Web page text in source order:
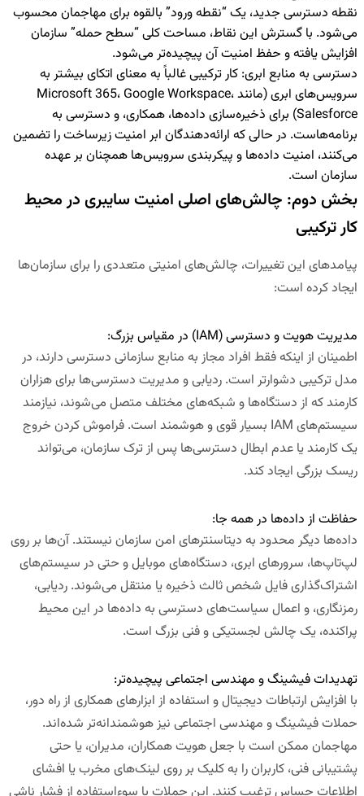
نقطه دسترسی جدید، یک “نقطه ورود” بالقوه برای مهاجمان محسوب
می‌شود. با گسترش این نقاط، مساحت کلی “سطح حمله” سازمان
افزایش یافته و حفظ امنیت آن پیچیده‌تر می‌شود.
دسترسی به منابع ابری: کار ترکیبی غالباً به معنای اتکای بیشتر به
سرویس‌های ابری (مانند Microsoft 365، Google Workspace،
Salesforce) برای ذخیره‌سازی داده‌ها، همکاری، و دسترسی به
برنامه‌هاست. در حالی که ارائه‌دهندگان ابر امنیت زیرساخت را تضمین
می‌کنند، امنیت داده‌ها و پیکربندی سرویس‌ها همچنان بر عهده
سازمان است.
بخش دوم: چالش‌های اصلی امنیت سایبری در محیط
کار ترکیبی
پیامدهای این تغییرات، چالش‌های امنیتی متعددی را برای سازمان‌ها
ایجاد کرده است:
مدیریت هویت و دسترسی (IAM) در مقیاس بزرگ:
اطمینان از اینکه فقط افراد مجاز به منابع سازمانی دسترسی دارند، در
مدل ترکیبی دشوارتر است. ردیابی و مدیریت دسترسی‌ها برای هزاران
کارمند که از دستگاه‌ها و شبکه‌های مختلف متصل می‌شوند، نیازمند
سیستم‌های IAM بسیار قوی و هوشمند است. فراموش کردن خروج
یک کارمند یا عدم ابطال دسترسی‌ها پس از ترک سازمان، می‌تواند
ریسک بزرگی ایجاد کند.
حفاظت از داده‌ها در همه جا:
داده‌ها دیگر محدود به دیتاسنترهای امن سازمان نیستند. آن‌ها بر روی
لپ‌تاپ‌ها، سرورهای ابری، دستگاه‌های موبایل و حتی در سیستم‌های
اشتراک‌گذاری فایل شخص ثالث ذخیره یا منتقل می‌شوند. ردیابی،
رمزنگاری، و اعمال سیاست‌های دسترسی به داده‌ها در این محیط
پراکنده، یک چالش لجستیکی و فنی بزرگ است.
تهدیدات فیشینگ و مهندسی اجتماعی پیچیده‌تر:
با افزایش ارتباطات دیجیتال و استفاده از ابزارهای همکاری از راه دور،
حملات فیشینگ و مهندسی اجتماعی نیز هوشمندانه‌تر شده‌اند.
مهاجمان ممکن است با جعل هویت همکاران، مدیران، یا حتی
پشتیبانی فنی، کاربران را به کلیک بر روی لینک‌های مخرب یا افشای